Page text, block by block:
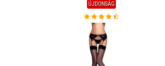
ÚJDONSÁG